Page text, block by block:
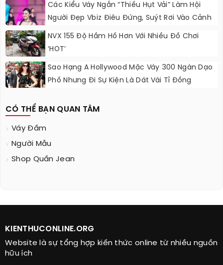
Các Kiểu Váy Ngắn “thiếu Hụt Vải” Làm Hội
Người Đẹp Vbiz Điêu Đứng, Suýt Rơi Vào Cảnh
Nguy Hiểm
NVX 155 Độ Hầm Hố Hơn Với Nhiều Đồ Chơi
‘HOT’
Sao Hạng A Hollywood Mặc Váy 300 Ngàn Dạo
Phố Nhưng Đi Sự Kiện Là Dát Vài Tỉ Đồng
CÓ THỂ BẠN QUAN TÂM
Váy Đầm
Người Mẫu
Shop Quần Jean
KIENTHUCONLINE.ORG
Website là sự tổng hợp kiến thức online từ nhiều nguồn
hữu ích